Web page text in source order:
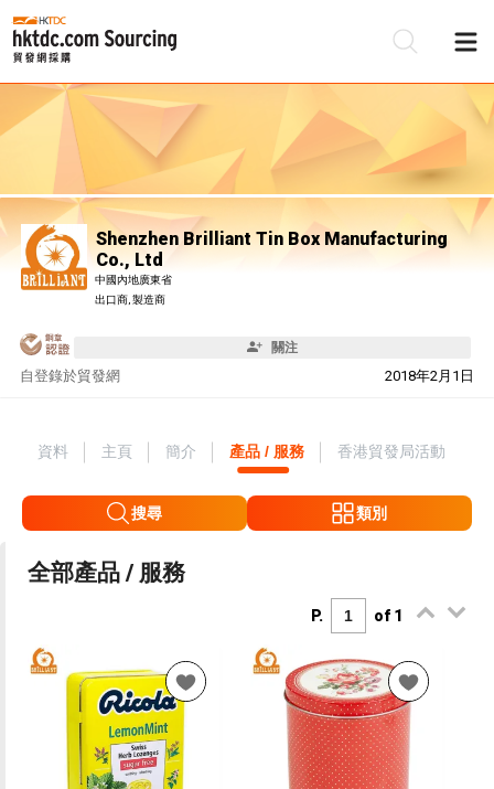
Shenzhen Brilliant Tin Box Manufacturing
Co., Ltd
中國內地廣東省
出口商, 製造商
關注
自 2018年2月1日
登錄於貿發網
資料 主頁 簡介 產品 / 服務 香港貿發局活動
搜尋 類別
全部產品 / 服務
P. of 1